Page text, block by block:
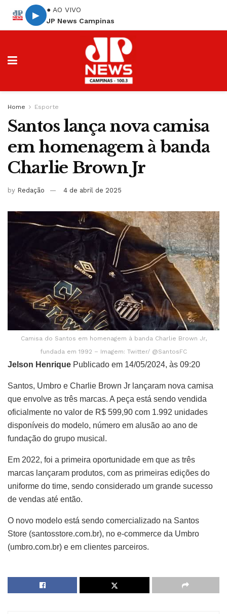
▶
● AO VIVO
JP News Campinas
Home Esporte
Santos lança nova camisa
em homenagem à banda
Charlie Brown Jr
by Redação 4 de abril de 2025
Camisa do Santos em homenagem à banda Charlie Brown Jr,
fundada em 1992 – Imagem: Twitter/ @SantosFC
Jelson Henrique Publicado em 14/05/2024, às 09:20
Santos, Umbro e Charlie Brown Jr lançaram nova camisa
que envolve as três marcas. A peça está sendo vendida
oficialmente no valor de R$ 599,90 com 1.992 unidades
disponíveis do modelo, número em alusão ao ano de
fundação do grupo musical.
Em 2022, foi a primeira oportunidade em que as três
marcas lançaram produtos, com as primeiras edições do
uniforme do time, sendo considerado um grande sucesso
de vendas até então.
O novo modelo está sendo comercializado na Santos
Store (santosstore.com.br), no e-commerce da Umbro
(umbro.com.br) e em clientes parceiros.